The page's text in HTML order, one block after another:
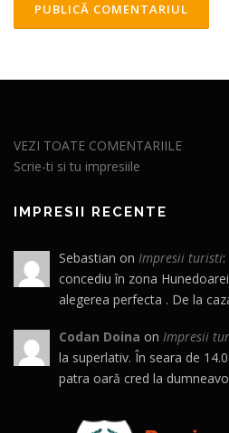
VEZI TOATE COMENTARIILE
Scrie-ti si tu impresiile
IMPRESII RECENTE
Sebastian on Impresii turisti:
concediu în zona
alegerea perfecta . De la
Codan Doina on Impresii
la superlativ. În seara de
patra oară cred la